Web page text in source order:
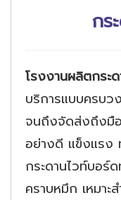
กร
โรงงานผลิตกระ
บริการแบบครบ
จนถึงจัดส่งถึงมื
อย่างดี แข็งแรง
กระดานไวท์บอร์
คราบหมึก เหมาะ